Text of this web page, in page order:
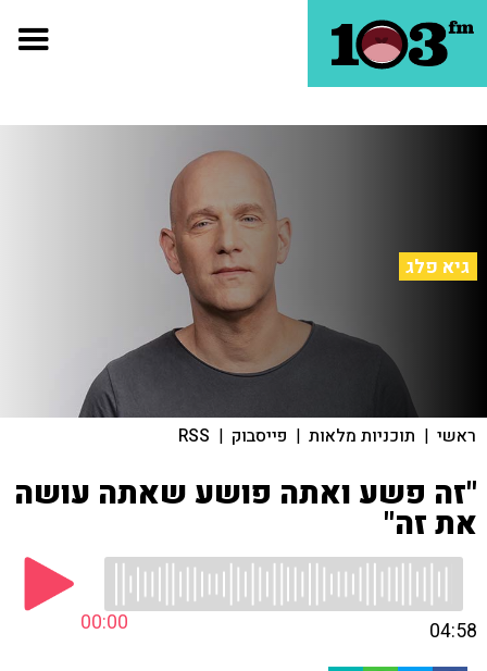
גיא פלג
ראשי | תוכניות מלאות | פייסבוק |
RSS
"זה פשע ואתה פושע שאתה עושה
את זה"
00:00 04:58